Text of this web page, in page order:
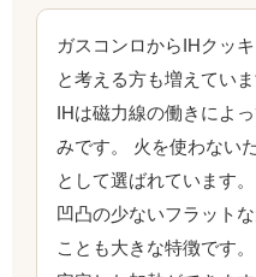
ガスコンロからIHクッ
と考える方も増えていま
IHは磁力線の働きによ
みです。 火を使わない
として選ばれています。
凹凸の少ないフラット
ことも大きな特徴です